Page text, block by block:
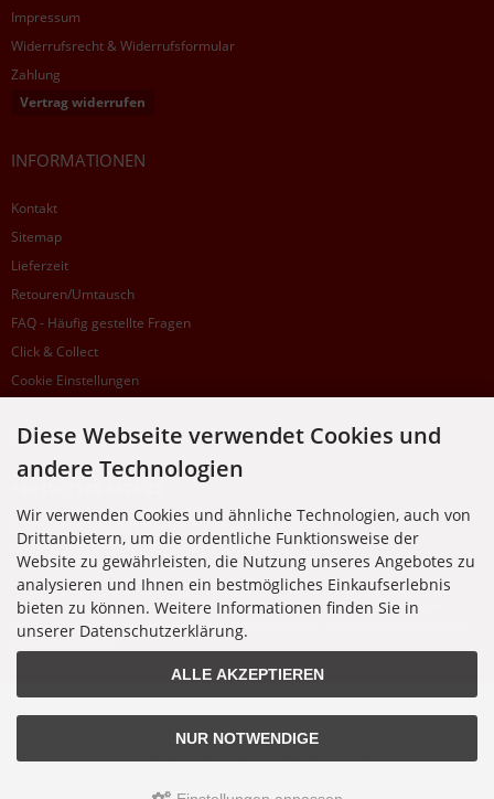
Impressum
Widerrufsrecht & Widerrufsformular
Zahlung
Vertrag widerrufen
INFORMATIONEN
Kontakt
Sitemap
Lieferzeit
Retouren/Umtausch
FAQ - Häufig gestellte Fragen
Click & Collect
Cookie Einstellungen
SUPPORTHOTLINE
Zu laufenden Aufträgen oder Fragen allgemein:
Montag, Dienstag, Donnerstag, Freitag: 10:00 - 16:00 Uhr
Mittwoch: 10:00 - 18:00 Uhr
* Kosten: normaler Ortstarif DE, mit Flatratevertrag natürlich kostenlos. Aus dem
Ausland fallen die jeweils geltenden Auslandsgebühren an. Anrufe aus dem Handynetz
können abweichen.
Alle Preise inkl. gesetzl. MwSt. zzgl.Versandkosten. Die durchgestrichenen Preise
entsprechen dem bisherigen Preis bei Nixgut Onlineshop
Webdesign
Diese Webseite verwendet Cookies und
andere Technologien
Wir verwenden Cookies und ähnliche Technologien, auch von
Drittanbietern, um die ordentliche Funktionsweise der
Website zu gewährleisten, die Nutzung unseres Angebotes zu
analysieren und Ihnen ein bestmögliches Einkaufserlebnis
bieten zu können. Weitere Informationen finden Sie in
unserer Datenschutzerklärung.
ALLE AKZEPTIEREN
NUR NOTWENDIGE